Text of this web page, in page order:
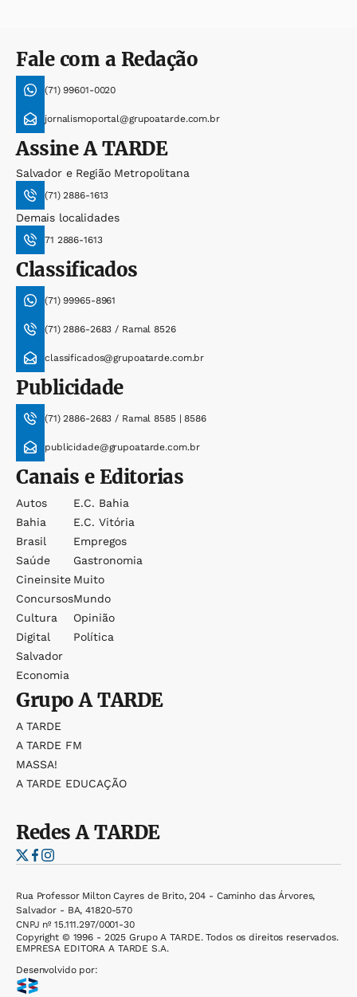
Fale com a Redação
(71) 99601-0020
jornalismoportal@grupoatarde.com.br
AssineA TARDE
Salvador e Região Metropolitana
(71) 2886-1613
Demais localidades
71 2886-1613
Classificados
(71) 99965-8961
(71) 2886-2683 / Ramal 8526
classificados@grupoatarde.com.br
Publicidade
(71) 2886-2683 / Ramal 8585 | 8586
publicidade@grupoatarde.com.br
Canais e Editorias
Autos
Bahia
Brasil
Saúde
Cineinsite
Concursos
Cultura
Digital
Salvador
Economia
E.c. Bahia
E.c. Vitória
Empregos
Gastronomia
Muito
Mundo
Opinião
Política
GrupoA TARDE
A TARDE
A TARDE FM
MASSA!
A TARDE EDUCAÇÃO
RedesA TARDE
Rua Professor Milton Cayres de Brito, 204 - Caminho das Árvores,
Salvador - BA, 41820-570
CNPJ nº 15.111.297/0001-30
Copyright © 1996 - 2025 Grupo A TARDE. Todos os direitos reservados.
EMPRESA EDITORA A TARDE S.A.
Desenvolvido por: